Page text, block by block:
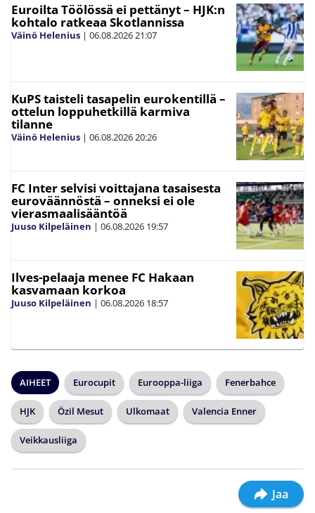
Euroilta Töölössä ei pettänyt – HJK:n
kohtalo ratkeaa Skotlannissa
Väinö Helenius | 06.08.202621:07
KuPS taisteli tasapelin eurokentillä –
ottelun loppuhetkillä karmiva
tilanne
Väinö Helenius | 06.08.202620:26
FC Inter selvisi voittajana tasaisesta
euroväännöstä – onneksi ei ole
vierasmaalisääntöä
Juuso Kilpeläinen | 06.08.2026 19:57
Ilves-pelaaja menee FC Hakaan
kasvamaan korkoa
Juuso Kilpeläinen | 06.08.2026 18:57
AIHEET Eurocupit Eurooppa-liiga Fenerbahce
HJK Özil Mesut Ulkomaat Valencia Enner
Veikkausliiga
Jaa